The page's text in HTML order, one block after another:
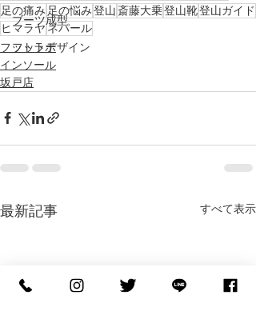
ブーツ成型
フットデザイン
足の痛み 足の悩み登山 斎藤大乗登山靴登山ガイド
ヒマラヤネパール
フットラボ
インソール
坂戸店
最新記事 すべて表示